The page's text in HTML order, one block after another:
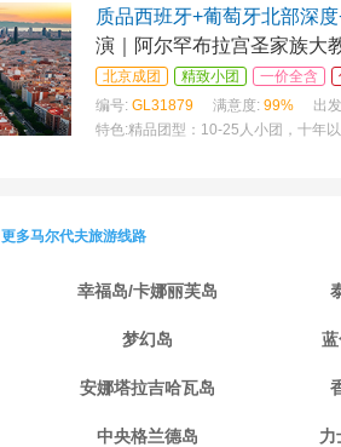
质品西班牙+葡萄牙北部深
演｜阿尔罕布拉宫圣家族大
北京成团 精致小团 一价全含
编号: GL31879 满意度: 99%
出
特色:精品团型：10-25人小团，十年
更多马尔代夫旅游线路
幸福岛/卡娜丽芙岛
梦幻岛
安娜塔拉吉哈瓦岛
中央格兰德岛 力